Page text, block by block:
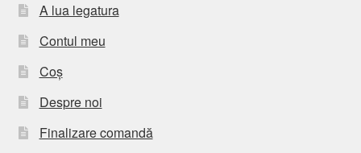
A lua legatura
Contul meu
Coș
Despre noi
Finalizare comandă